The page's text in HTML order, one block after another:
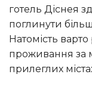
готель Діснея
поглинути
Натомість
проживання за
прилеглих